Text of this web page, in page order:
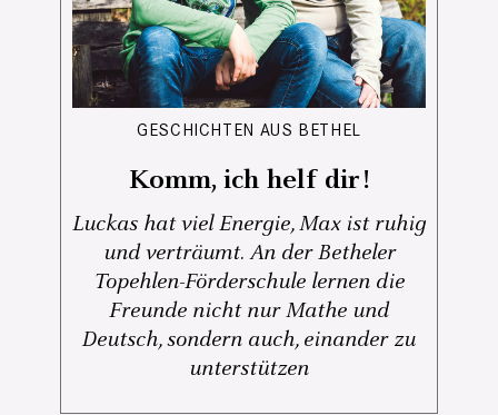
GESCHICHTEN AUS BETHEL
Komm, ich helf dir!
Luckas hat viel Energie, Max ist ruhig
und verträumt. An der Betheler
Topehlen-Förderschule lernen die
Freunde nicht nur Mathe und
Deutsch, sondern auch, einander zu
unterstützen